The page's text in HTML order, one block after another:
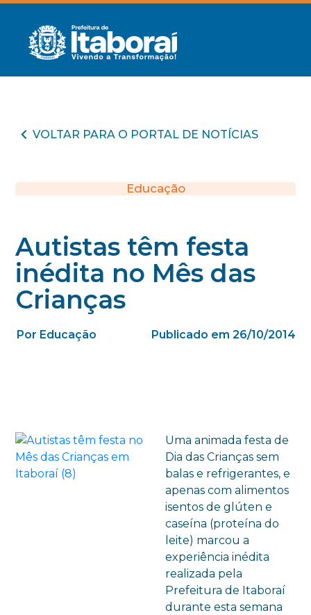
VOLTAR PARA O PORTAL DE NOTÍCIAS
Educação
Autistas têm festa
inédita no Mês das
Crianças
Por Educação Publicado em 26/10/2014
Uma animada festa de
Dia das Crianças sem
balas e refrigerantes, e
apenas com alimentos
isentos de glúten e
caseína (proteína do
leite) marcou a
experiência inédita
realizada pela
Prefeitura de Itaboraí
durante esta semana